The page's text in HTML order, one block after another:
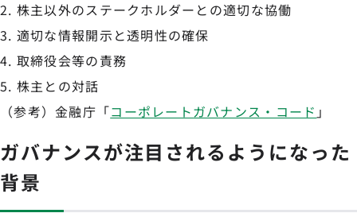
株主以外のステークホルダーとの適切な協働
適切な情報開示と透明性の確保
取締役会等の責務
株主との対話
（参考）金融庁「コーポレートガバナンス・コード 」
ガバナンスが注目されるようになった
背景